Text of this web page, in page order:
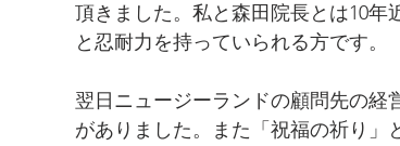
頂きました。私と森田院長とは10
と忍耐力を持っていられる方です。
翌日ニュージーランドの顧問先の経
がありました。また「祝福の祈り」